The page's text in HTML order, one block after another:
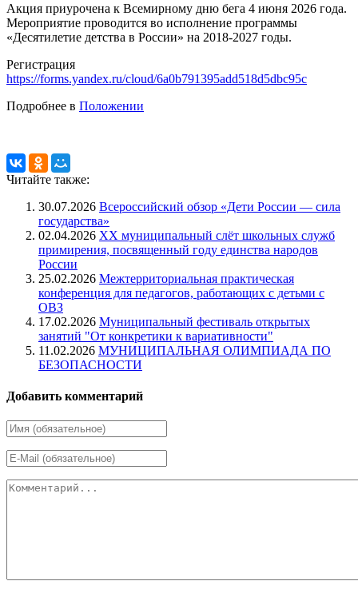
Акция приурочена к Всемирному дню бега 4 июня 2026 года.
Мероприятие проводится во исполнение программы
«Десятилетие детства в России» на 2018-2027 годы.
Регистрация
https://forms.yandex.ru/cloud/6a0b791395add518d5dbc95c
Подробнее в Положении
Читайте также:
30.07.2026 Всероссийский обзор «Дети России — сила
государства»
02.04.2026 XX муниципальный слёт школьных служб
примирения, посвященный году единства народов
России
25.02.2026 Межтерриториальная практическая
конференция для педагогов, работающих с детьми с
ОВЗ
17.02.2026 Муниципальный фестиваль открытых
занятий "От конкретики к вариативности"
11.02.2026 МУНИЦИПАЛЬНАЯ ОЛИМПИАДА ПО
БЕЗОПАСНОСТИ
Добавить комментарий